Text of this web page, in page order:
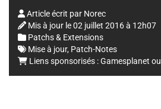
Article écrit par Norec
Mis à jour le02 juillet 2016 à 12h07
Patchs & Extensions
Mise à jour, Patch-Notes
Liens sponsorisés :Gamesplanet ou